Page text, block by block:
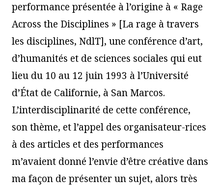
performance présentée à l’origine à « Rage
Across the Disciplines » [La rage à travers
les disciplines, NdlT], une conférence d’art,
d’humanités et de sciences sociales qui eut
lieu du 10 au 12 juin 1993 à l’Université
d’État de Californie, à San Marcos.
L’interdisciplinarité de cette conférence,
son thème, et l’appel des organisateur-rices
à des articles et des performances
m’avaient donné l’envie d’être créative dans
ma façon de présenter un sujet, alors très